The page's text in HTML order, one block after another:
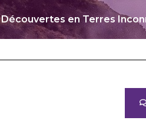
Découvertes en Terres